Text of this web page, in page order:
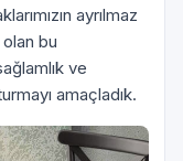
ayrılmaz
olan bu
ve
amaçladık.